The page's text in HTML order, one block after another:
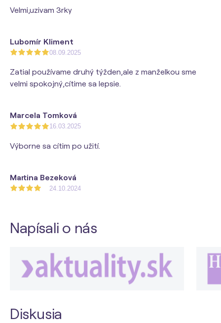
Velmi,uzivam 3rky
Lubomír Kliment
08.09.2025
Zatial používame druhý týžden,ale z manželkou sme
velmi spokojný,cítime sa lepsie.
Marcela Tomková
16.03.2025
Výborne sa cítim po užití.
Martina Bezeková
24.10.2024
Napísali o nás
Diskusia